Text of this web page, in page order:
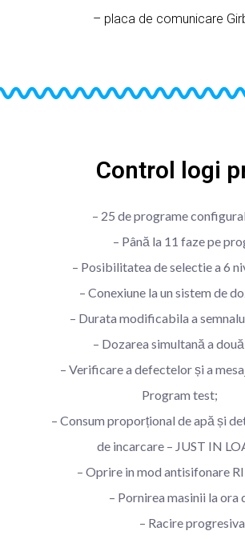
– placa de comunicare
Control logi
– 25 de programe
– Până la 11 faze pe
– Posibilitatea de selectie a 6
– Conexiune la un sistem de
– Durata modificabila a
– Dozarea simultană a două
– Verificare a defectelor și a
Program test;
– Consum proporțional de apă și
de incarcare – JUST IN
– Oprire in mod antisifonare
– Pornirea masinii la ora
– Racire